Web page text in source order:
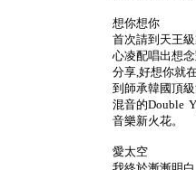
想你想你
首次請到天王
心凌配唱出想
分享,好想你就
到師承韓國頂
混音的Double
音樂新火花。
愛太空